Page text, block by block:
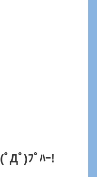
(ﾟДﾟ)ﾌﾟﾊｰ!